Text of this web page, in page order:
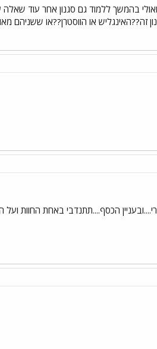
זה??האינגליש או הווסטרן??או ששניהם
הכסף....תתנדבי באחת החוות